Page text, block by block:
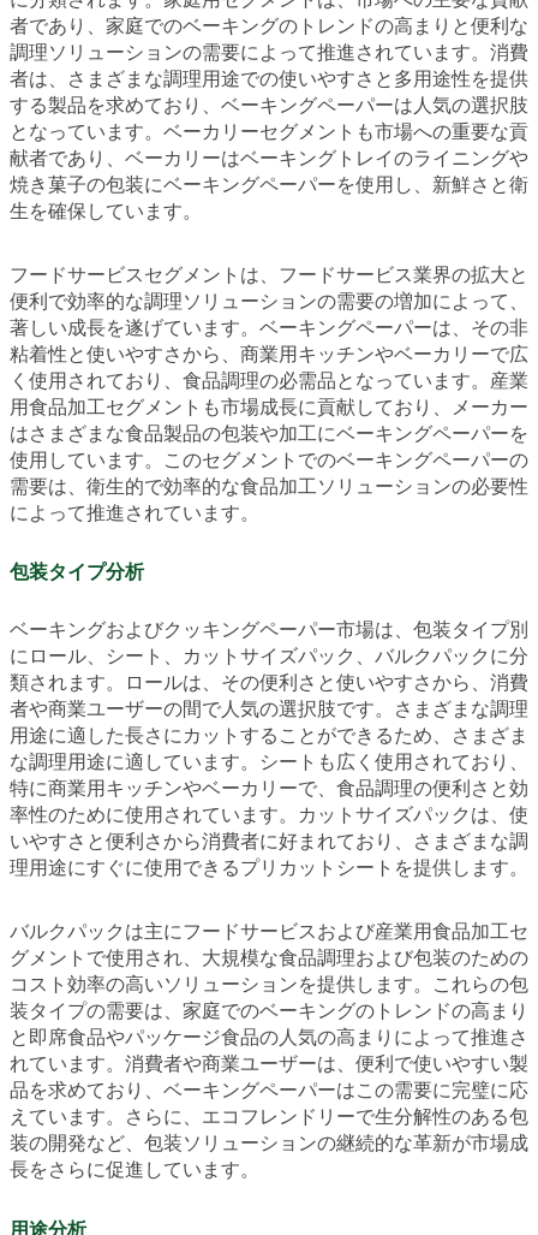
者であり、家庭でのベーキングのトレンドの高まりと便利な
調理ソリューションの需要によって推進されています。消費
者は、さまざまな調理用途での使いやすさと多用途性を提供
する製品を求めており、ベーキングペーパーは人気の選択肢
となっています。ベーカリーセグメントも市場への重要な貢
献者であり、ベーカリーはベーキングトレイのライニングや
焼き菓子の包装にベーキングペーパーを使用し、新鮮さと衛
生を確保しています。
フードサービスセグメントは、フードサービス業界の拡大と
便利で効率的な調理ソリューションの需要の増加によって、
著しい成長を遂げています。ベーキングペーパーは、その非
粘着性と使いやすさから、商業用キッチンやベーカリーで広
く使用されており、食品調理の必需品となっています。産業
用食品加工セグメントも市場成長に貢献しており、メーカー
はさまざまな食品製品の包装や加工にベーキングペーパーを
使用しています。このセグメントでのベーキングペーパーの
需要は、衛生的で効率的な食品加工ソリューションの必要性
によって推進されています。
包装タイプ分析
ベーキングおよびクッキングペーパー市場は、包装タイプ別
にロール、シート、カットサイズパック、バルクパックに分
類されます。ロールは、その便利さと使いやすさから、消費
者や商業ユーザーの間で人気の選択肢です。さまざまな調理
用途に適した長さにカットすることができるため、さまざま
な調理用途に適しています。シートも広く使用されており、
特に商業用キッチンやベーカリーで、食品調理の便利さと効
率性のために使用されています。カットサイズパックは、使
いやすさと便利さから消費者に好まれており、さまざまな調
理用途にすぐに使用できるプリカットシートを提供します。
バルクパックは主にフードサービスおよび産業用食品加工セ
グメントで使用され、大規模な食品調理および包装のための
コスト効率の高いソリューションを提供します。これらの包
装タイプの需要は、家庭でのベーキングのトレンドの高まり
と即席食品やパッケージ食品の人気の高まりによって推進さ
れています。消費者や商業ユーザーは、便利で使いやすい製
品を求めており、ベーキングペーパーはこの需要に完璧に応
えています。さらに、エコフレンドリーで生分解性のある包
装の開発など、包装ソリューションの継続的な革新が市場成
長をさらに促進しています。
用途分析